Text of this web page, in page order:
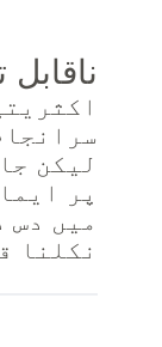
ناقابل
لیکن
پر
میں دس
نکلنا